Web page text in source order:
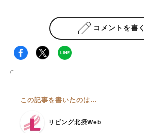
コメントを書く
この記事を書いたのは…
リビング北摂Web